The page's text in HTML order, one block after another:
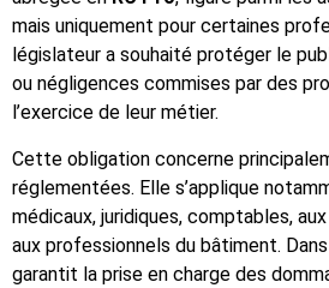
mais uniquement pour certaines
législateur a souhaité protéger le
ou négligences commises par des
l’exercice de leur métier.
Cette obligation concerne
réglementées. Elle s’applique
médicaux, juridiques, comptables,
aux professionnels du bâtiment.
garantit la prise en charge des